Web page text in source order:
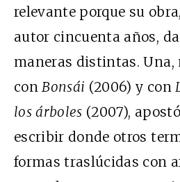
relevante porque su
autor cincuenta años,
maneras distintas.
conBonsái (2006) y con
los árboles (2007),
escribir donde otros
formas traslúcidas con